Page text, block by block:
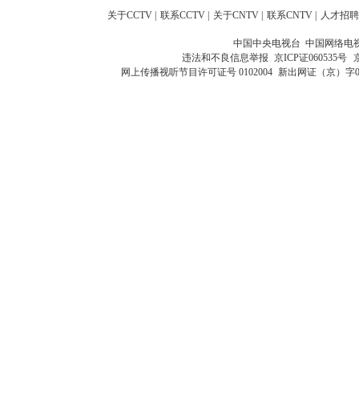
关于CCTV | 联系CCTV | 关于CNTV | 联系CNTV | 人才招聘
中国中央电视台 中国网络电
违法和不良信息举报 京ICP证060535号
网上传播视听节目许可证号 0102004 新出网证（京）